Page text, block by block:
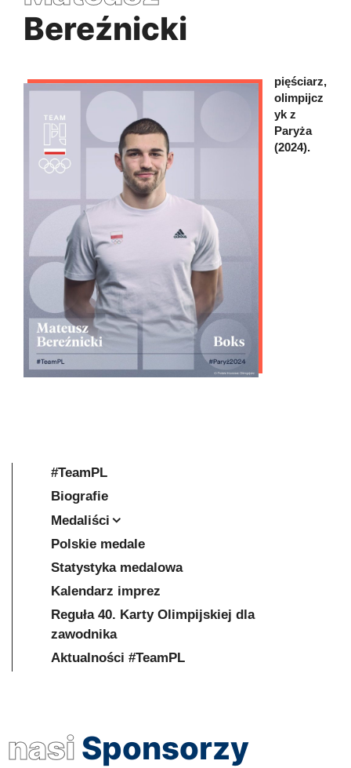
Bereźnicki
pięściarz,
olimpijcz
yk z
Paryża
(2024).
#TeamPL
Biografie
Medaliści
Polskie medale
Statystyka medalowa
Kalendarz imprez
Reguła 40. Karty Olimpijskiej dla
zawodnika
Aktualności #TeamPL
nasi Sponsorzy